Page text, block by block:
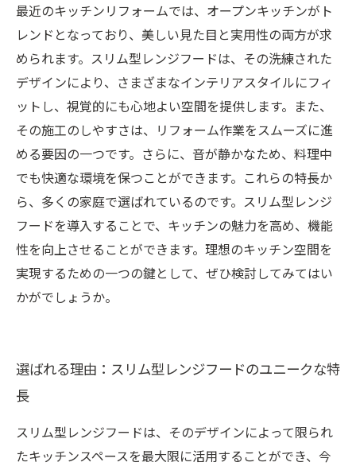
最近のキッチンリフォームでは、オープンキッチンがト
レンドとなっており、美しい見た目と実用性の両方が求
められます。スリム型レンジフードは、その洗練された
デザインにより、さまざまなインテリアスタイルにフィ
ットし、視覚的にも心地よい空間を提供します。また、
その施工のしやすさは、リフォーム作業をスムーズに進
める要因の一つです。さらに、音が静かなため、料理中
でも快適な環境を保つことができます。これらの特長か
ら、多くの家庭で選ばれているのです。スリム型レンジ
フードを導入することで、キッチンの魅力を高め、機能
性を向上させることができます。理想のキッチン空間を
実現するための一つの鍵として、ぜひ検討してみてはい
かがでしょうか。
選ばれる理由：スリム型レンジフードのユニークな特
長
スリム型レンジフードは、そのデザインによって限られ
たキッチンスペースを最大限に活用することができ、今